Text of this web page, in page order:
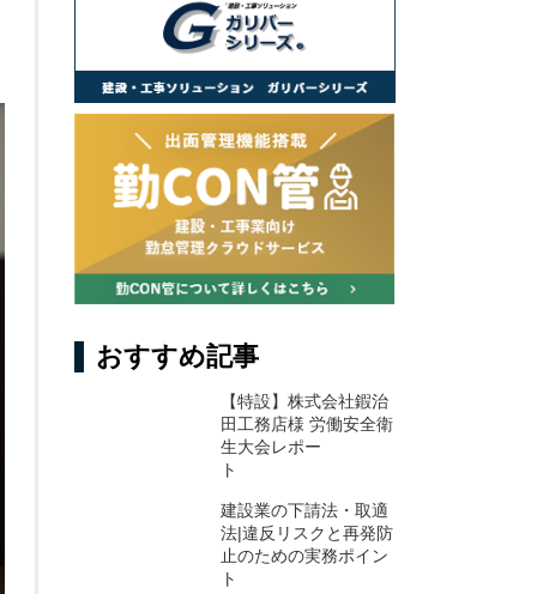
おすすめ記事
【特設】株式会社鍜治
田工務店様 労働安全衛
生大会レポー
ト
建設業の下請法・取適
法|違反リスクと再発防
止のための実務ポイン
ト